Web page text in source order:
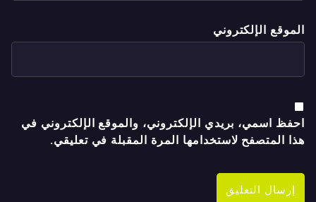
الموقع الإلكتروني
احفظ اسمي، بريدي الإلكتروني، والموقع الإلكتروني في
هذا المتصفح لاستخدامها المرة المقبلة في تعليقي.